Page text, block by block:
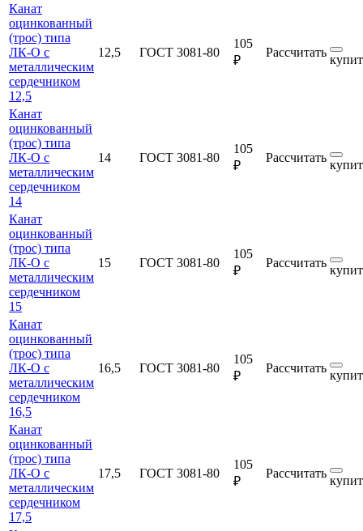
Канат
оцинкованный
(трос) типа
ЛК-О с
металлическим
сердечником
12,5
12,5 ГОСТ 3081-80
105
₽
Рассчитать
Канат
оцинкованный
(трос) типа
ЛК-О с
металлическим
сердечником
14
14 ГОСТ 3081-80
105
₽
Рассчитать
Канат
оцинкованный
(трос) типа
ЛК-О с
металлическим
сердечником
15
15 ГОСТ 3081-80
105
₽
Рассчитать
Канат
оцинкованный
(трос) типа
ЛК-О с
металлическим
сердечником
16,5
16,5 ГОСТ 3081-80
105
₽
Рассчитать
Канат
оцинкованный
(трос) типа
ЛК-О с
металлическим
сердечником
17,5
17,5 ГОСТ 3081-80
105
₽
Рассчитать